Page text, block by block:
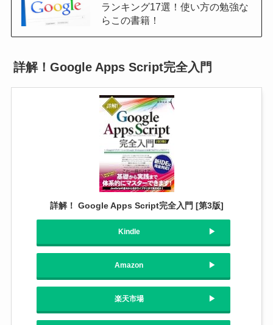
ランキング17選！使い方の勉強な
らこの書籍！
詳解！Google Apps Script完全入門
詳解！ Google Apps Script完全入門 [第3版]
Kindle
Amazon
楽天市場